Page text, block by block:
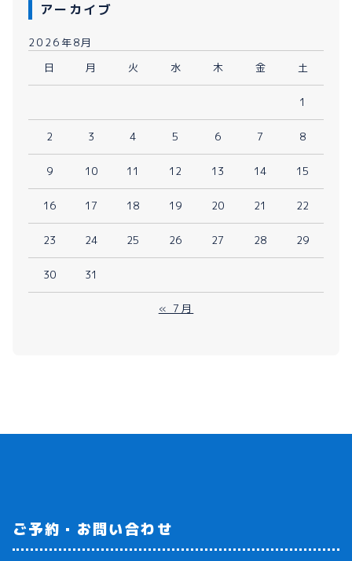
アーカイブ
2026年8月
日
月 火 水 木 金 土
1
2 3 4 5 6 7 8
9 10 11 12 13 14 15
16 17 18 19 20 21 22
23 24 25 26 27 28 29
30 31
« 7月
ご予約・お問い合わせ